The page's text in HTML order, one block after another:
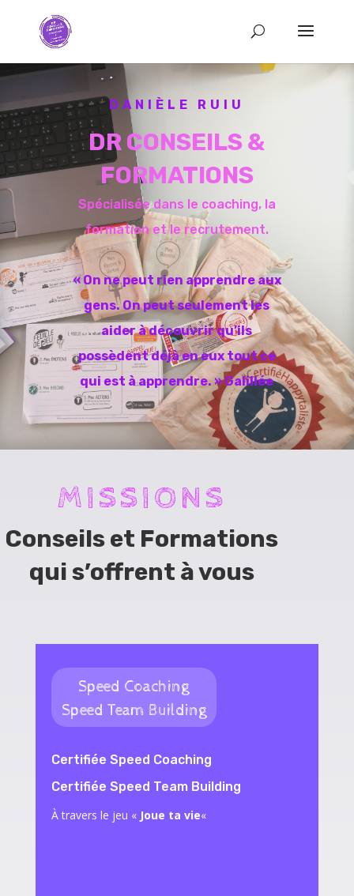
DANIÈLE RUIU
DR CONSEILS &
FORMATIONS
Spécialisée dans le coaching, la
formation et le recrutement.
« On ne peut rien apprendre aux
gens. On peut seulement les
aider à découvrir qu’ils
possèdent déjà en eux tout ce
qui est à apprendre. » Galillée
MISSIONS
Conseils et Formations
qui s’offrent à vous
Speed Coaching
Speed Team Building
Certifiée Speed Coaching
Certifiée Speed Team Building
À travers le jeu « Joue ta vie«